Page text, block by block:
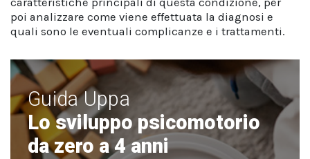
poi analizzare come viene effettuata la diagnosi e
quali sono le eventuali complicanze e i trattamenti.
Guida Uppa
Lo sviluppo psicomotorio
da zero a 4 anni